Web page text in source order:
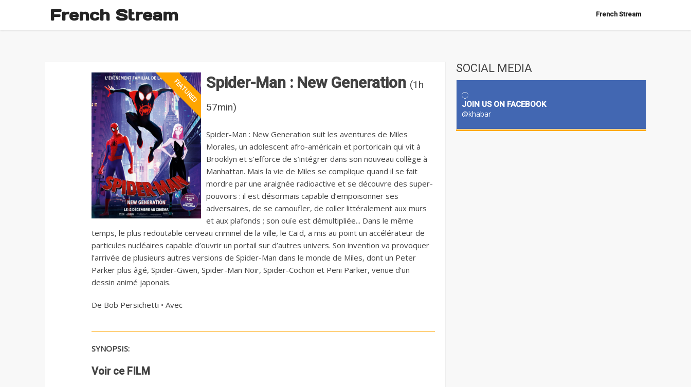
French Stream French Stream
Spider-Man : New Generation (1h
57min)
Spider-Man : New Generation suit les aventures de Miles
Morales, un adolescent afro-américain et portoricain qui vit à
Brooklyn et s’efforce de s’intégrer dans son nouveau collège à
Manhattan. Mais la vie de Miles se complique quand il se fait
mordre par une araignée radioactive et se découvre des super-
pouvoirs : il est désormais capable d’empoisonner ses
adversaires, de se camoufler, de coller littéralement aux murs
et aux plafonds ; son ouïe est démultipliée... Dans le même
temps, le plus redoutable cerveau criminel de la ville, le Caïd, a mis au point un accélérateur de
particules nucléaires capable d’ouvrir un portail sur d’autres univers. Son invention va provoquer
l’arrivée de plusieurs autres versions de Spider-Man dans le monde de Miles, dont un Peter
Parker plus âgé, Spider-Gwen, Spider-Man Noir, Spider-Cochon et Peni Parker, venue d’un
dessin animé japonais.
De Bob Persichetti • Avec
SYNOPSIS:
Voir ce FILM
SOCIAL MEDIA
JOIN US ON FACEBOOK
@khabar